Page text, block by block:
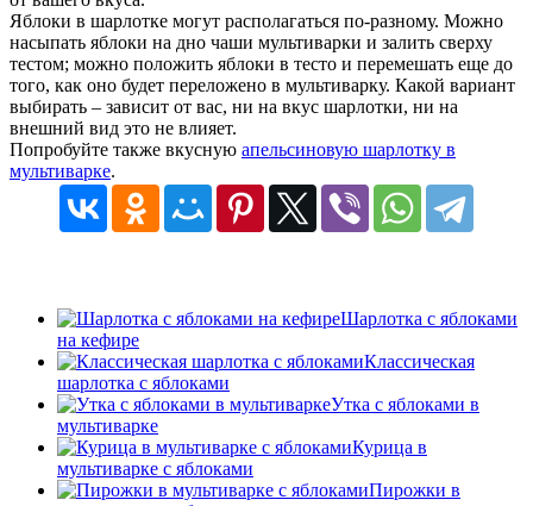
Яблоки в шарлотке могут располагаться по-разному. Можно
насыпать яблоки на дно чаши мультиварки и залить сверху
тестом; можно положить яблоки в тесто и перемешать еще до
того, как оно будет переложено в мультиварку. Какой вариант
выбирать – зависит от вас, ни на вкус шарлотки, ни на
внешний вид это не влияет.
Попробуйте также вкусную апельсиновую шарлотку в
мультиварке.
Шарлотка с яблоками
на кефире
Классическая
шарлотка с яблоками
Утка с яблоками в
мультиварке
Курица в
мультиварке с яблоками
Пирожки в